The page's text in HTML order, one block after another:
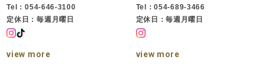
Tel：054-646-3100
定休日：毎週月曜日
view more
Tel：054-689-3466
定休日：毎週月曜日
view more